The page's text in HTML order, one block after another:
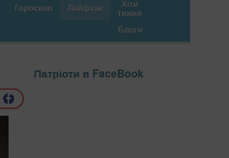
Гороскоп Лайфхак Хіти
тижня
Блоги
Патріоти в FaceBook